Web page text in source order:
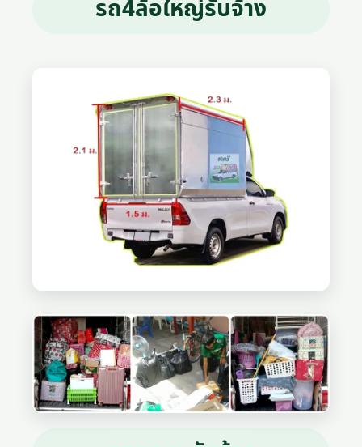
รถ4ล้อใหญ่รับจ้าง